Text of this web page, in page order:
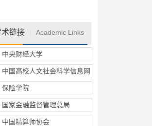
术链接 Academic Links
中央财经大学
中国高校人文社会科学信息网
保险学院
国家金融监督管理总局
中国精算师协会